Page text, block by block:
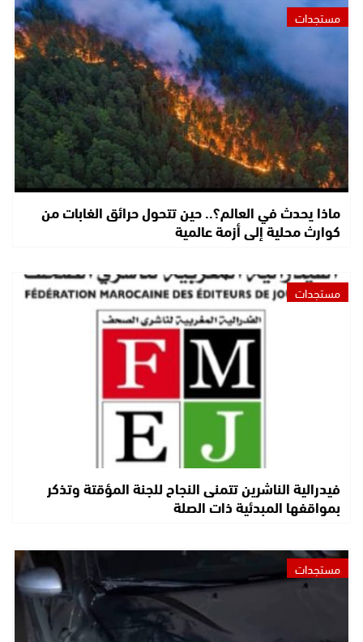
مستجدات
ماذا يحدث في العالم؟.. حين تتحول حرائق الغابات من
كوارث محلية إلى أزمة عالمية
مستجدات
فيدرالية الناشرين تتمنى النجاح للجنة المؤقتة وتذكر
بمواقفها المبدئية ذات الصلة
مستجدات